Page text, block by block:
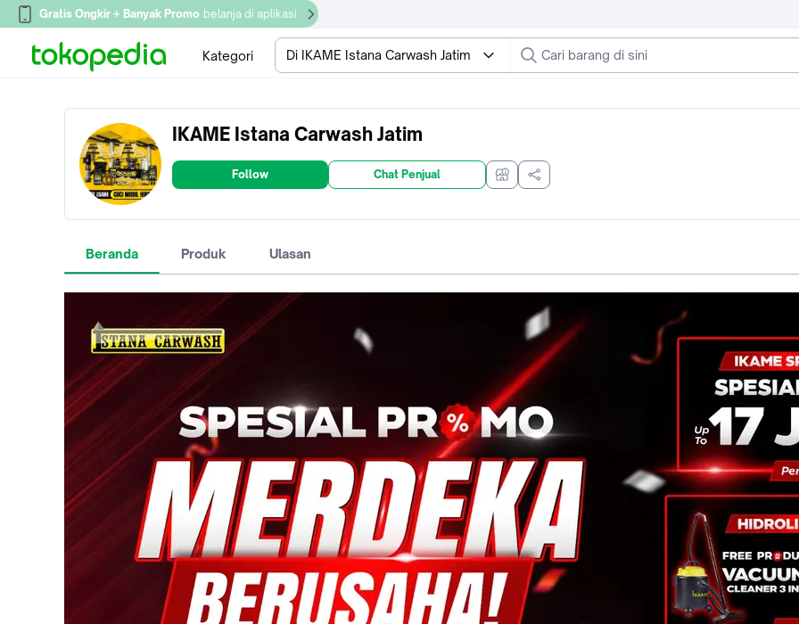
Gratis Ongkir + Banyak Promo belanja di aplikasi
Kategori Di IKAME Istana Carwash Jatim
IKAME Istana Carwash Jatim
Follow Chat Penjual
Beranda Produk Ulasan